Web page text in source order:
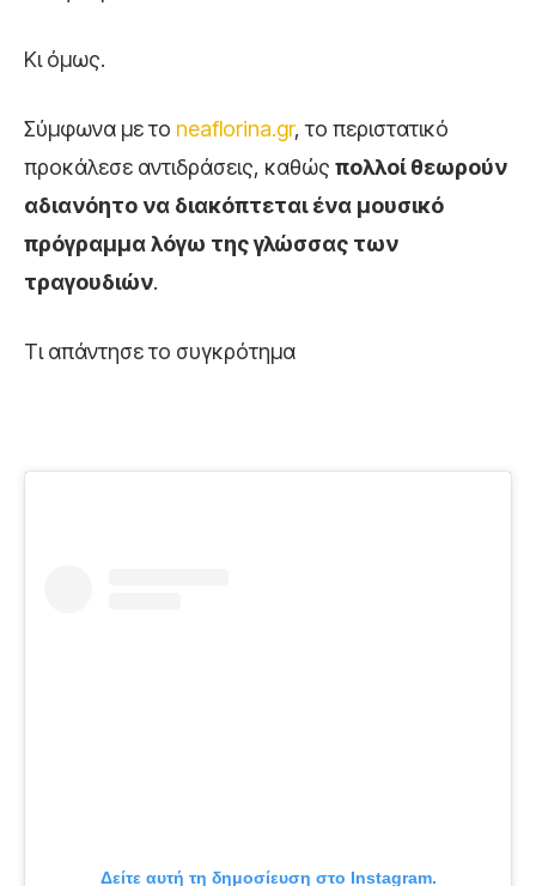
Κι όμως.
Σύμφωνα με το neaflorina.gr, το περιστατικό
προκάλεσε αντιδράσεις, καθώς πολλοί θεωρούν
αδιανόητο να διακόπτεται ένα μουσικό
πρόγραμμα λόγω της γλώσσας των
τραγουδιών.
Tι απάντησε το συγκρότημα
Δείτε αυτή τη δημοσίευση στο Instagram.